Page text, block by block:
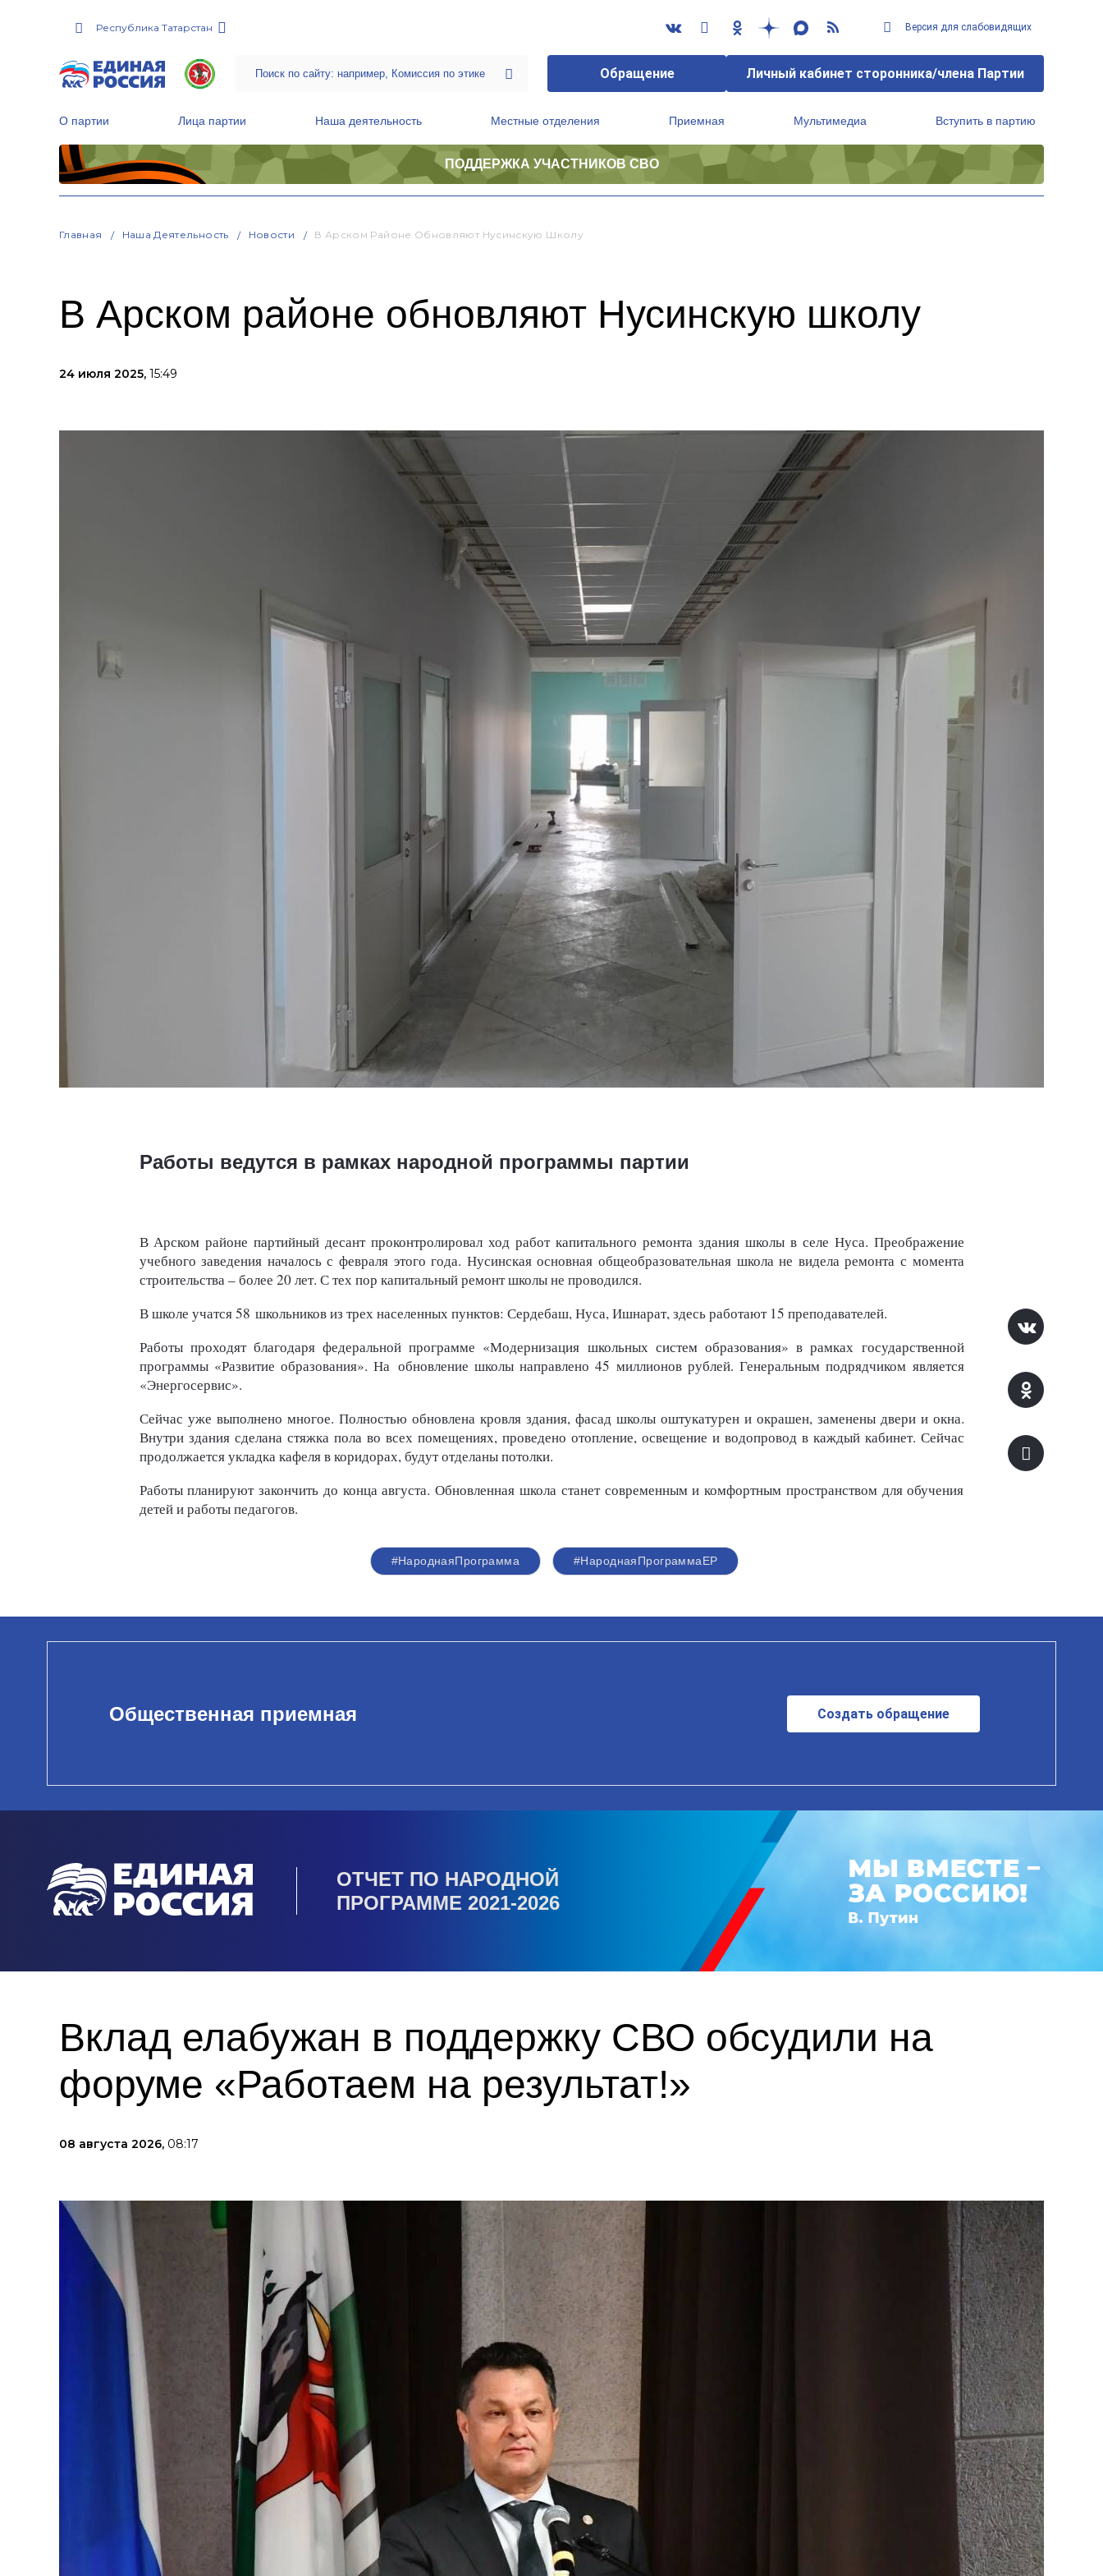
Республика Татарстан Версия для слабовидящих
Обращение Личный кабинет сторонника/члена Партии
О партии Лица партии Наша деятельность Местные отделения Приемная Мультимедиа Вступить в партию
ПОДДЕРЖКА УЧАСТНИКОВ СВО
Главная Наша Деятельность Новости В Арском Районе Обновляют Нусинскую Школу
В Арском районе обновляют Нусинскую школу
24 июля 2025, 15:49
Работы ведутся в рамках народной программы партии
В Арском районе партийный десант проконтролировал ход работ капитального ремонта здания школы в селе Нуса. Преображение
учебного заведения началось с февраля этого года. Нусинская основная общеобразовательная школа не видела ремонта с момента
строительства – более 20 лет. С тех пор капитальный ремонт школы не проводился.
В школе учатся 58 школьников из трех населенных пунктов: Сердебаш, Нуса, Ишнарат, здесь работают 15 преподавателей.
Работы проходят благодаря федеральной программе «Модернизация школьных систем образования» в рамках государственной
программы «Развитие образования». На обновление школы направлено 45 миллионов рублей. Генеральным подрядчиком является
«Энергосервис».
Сейчас уже выполнено многое. Полностью обновлена кровля здания, фасад школы оштукатурен и окрашен, заменены двери и окна.
Внутри здания сделана стяжка пола во всех помещениях, проведено отопление, освещение и водопровод в каждый кабинет. Сейчас
продолжается укладка кафеля в коридорах, будут отделаны потолки.
Работы планируют закончить до конца августа. Обновленная школа станет современным и комфортным пространством для обучения
детей и работы педагогов.
#НароднаяПрограмма #НароднаяПрограммаЕР
Общественная приемная Создать обращение
ОТЧЕТ ПО НАРОДНОЙ
ПРОГРАММЕ 2021-2026
Вклад елабужан в поддержку СВО обсудили на
форуме «Работаем на результат!»
08 августа 2026, 08:17